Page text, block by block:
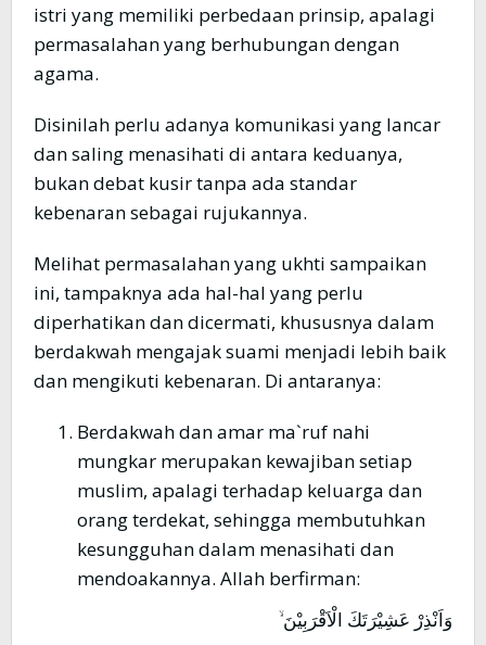
istri yang memiliki perbedaan prinsip, apalagi
permasalahan yang berhubungan dengan
agama.
Disinilah perlu adanya komunikasi yang lancar
dan saling menasihati di antara keduanya,
bukan debat kusir tanpa ada standar
kebenaran sebagai rujukannya.
Melihat permasalahan yang ukhti sampaikan
ini, tampaknya ada hal-hal yang perlu
diperhatikan dan dicermati, khususnya dalam
berdakwah mengajak suami menjadi lebih baik
dan mengikuti kebenaran. Di antaranya:
Berdakwah dan amar ma`ruf nahi
mungkar merupakan kewajiban setiap
muslim, apalagi terhadap keluarga dan
orang terdekat, sehingga membutuhkan
kesungguhan dalam menasihati dan
mendoakannya. Allah berfirman:
وَاَنْذِرْ عَشِيْرَتَكَ الْاَقْرَبِيْنَ ۙ